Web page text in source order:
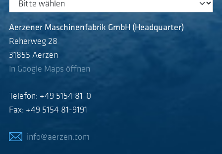
Aerzener Maschinenfabrik GmbH (Headquarter)
Reherweg 28
31855 Aerzen
In Google Maps öffnen
Telefon: +49 5154 81-0
Fax: +49 5154 81-9191
info@aerzen.com